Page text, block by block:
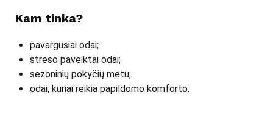
Kam tinka?
pavargusiai odai;
streso paveiktai odai;
sezoninių pokyčių metu;
odai, kuriai reikia papildomo komforto.